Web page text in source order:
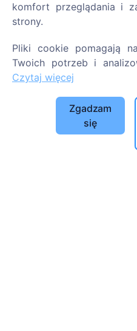
O
Lista gmin i
Polityka
komfort przeglądania i
strony.
Pliki cookie pomagają
Twoich potrzeb i
Czytaj więcej
Zgadzam
się